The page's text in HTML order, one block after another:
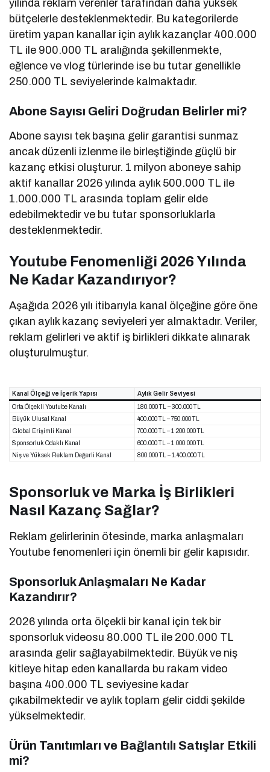
yılında reklam verenler tarafından daha yüksek
bütçelerle desteklenmektedir. Bu kategorilerde
üretim yapan kanallar için aylık kazançlar 400.000
TL ile 900.000 TL aralığında şekillenmekte,
eğlence ve vlog türlerinde ise bu tutar genellikle
250.000 TL seviyelerinde kalmaktadır.
Abone Sayısı Geliri Doğrudan Belirler mi?
Abone sayısı tek başına gelir garantisi sunmaz
ancak düzenli izlenme ile birleştiğinde güçlü bir
kazanç etkisi oluşturur. 1 milyon aboneye sahip
aktif kanallar 2026 yılında aylık 500.000 TL ile
1.000.000 TL arasında toplam gelir elde
edebilmektedir ve bu tutar sponsorluklarla
desteklenmektedir.
Youtube Fenomenliği 2026 Yılında
Ne Kadar Kazandırıyor?
Aşağıda 2026 yılı itibarıyla kanal ölçeğine göre öne
çıkan aylık kazanç seviyeleri yer almaktadır. Veriler,
reklam gelirleri ve aktif iş birlikleri dikkate alınarak
oluşturulmuştur.
Kanal Ölçeği ve İçerik Yapısı
Aylık Gelir Seviyesi
Orta Ölçekli Youtube Kanalı
180.000 TL – 300.000 TL
Büyük Ulusal Kanal
400.000 TL – 750.000 TL
Global Erişimli Kanal
700.000 TL – 1.200.000 TL
Sponsorluk Odaklı Kanal
600.000 TL – 1.000.000 TL
Niş ve Yüksek Reklam Değerli Kanal
800.000 TL – 1.400.000 TL
Sponsorluk ve Marka İş Birlikleri
Nasıl Kazanç Sağlar?
Reklam gelirlerinin ötesinde, marka anlaşmaları
Youtube fenomenleri için önemli bir gelir kapısıdır.
Sponsorluk Anlaşmaları Ne Kadar
Kazandırır?
2026 yılında orta ölçekli bir kanal için tek bir
sponsorluk videosu 80.000 TL ile 200.000 TL
arasında gelir sağlayabilmektedir. Büyük ve niş
kitleye hitap eden kanallarda bu rakam video
başına 400.000 TL seviyesine kadar
çıkabilmektedir ve aylık toplam gelir ciddi şekilde
yükselmektedir.
Ürün Tanıtımları ve Bağlantılı Satışlar Etkili
mi?